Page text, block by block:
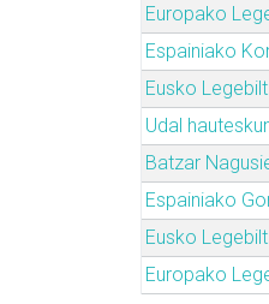
Europako
Espainiako
Eusko
Udal
Batzar
Espainiako
Eusko
Europako